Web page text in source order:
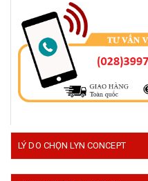
LÝ DO CHỌN LYN CONCEPT